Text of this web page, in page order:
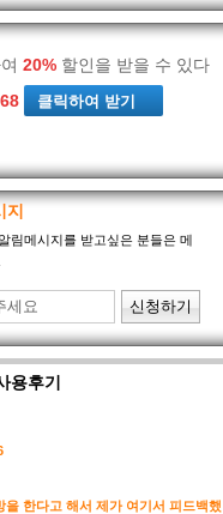
20% 할인을 받을 수 있다
림메시지를 받고싶은 분들은 메
후기
한다고 해서 제가 여기서 피드백했